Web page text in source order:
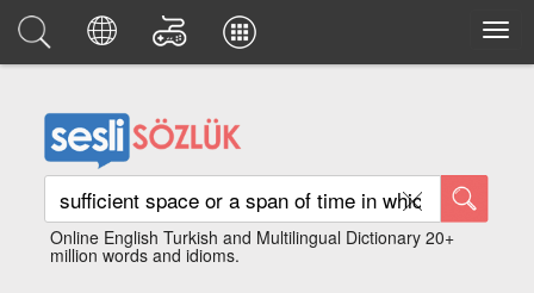
Online English Turkish and Multilingual Dictionary 20+
million words and idioms.